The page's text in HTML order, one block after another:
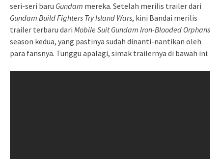
seri-seri baru Gundam mereka. Setelah merilis trailer dari
Gundam Build Fighters Try Island Wars, kini Bandai merilis
trailer terbaru dari Mobile Suit Gundam Iron-Blooded Orphans
season kedua, yang pastinya sudah dinanti-nantikan oleh
para fansnya. Tunggu apalagi, simak trailernya di bawah ini: